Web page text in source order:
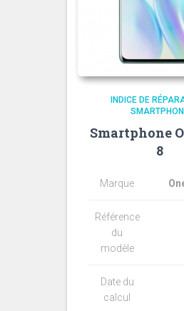
INDICE DE
Smartphone
8
Marque
Référence
du
modèle
Date du
calcul